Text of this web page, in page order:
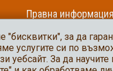
Правна
Карта на сайта
Община Крушари
"бисквитки", за да
услугите си по
уебсайт. За да